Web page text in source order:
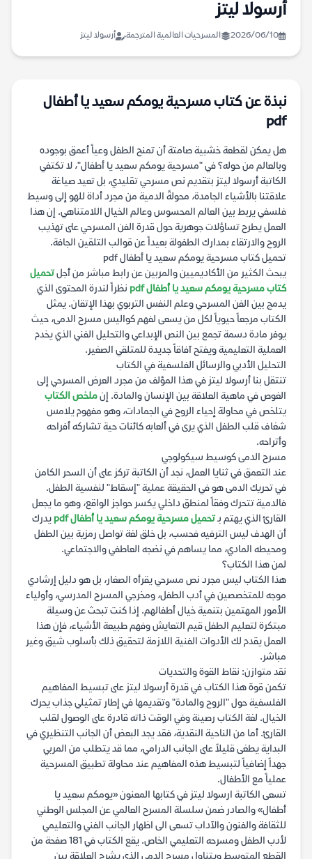
أرسولا ليتز
2026/06/10 المسرحيات العالمية المترجمة أرسولا ليتز
نبذة عن كتاب مسرحية يومكم سعيد يا أطفال
pdf
هل يمكن لقطعة خشبية صامتة أن تمنح الطفل وعياً أعمق بوجوده
وبالعالم من حوله؟ في "مسرحية يومكم سعيد يا أطفال"، لا تكتفي
الكاتبة أرسولا ليتز بتقديم نص مسرحي تقليدي، بل تعيد صياغة
علاقتنا بالأشياء الجامدة، محولةً الدمية من مجرد أداة للهو إلى وسيط
فلسفي يربط بين العالم المحسوس وعالم الخيال اللامتناهي. إن هذا
العمل يطرح تساؤلات جوهرية حول قدرة الفن المسرحي على تهذيب
الروح والارتقاء بمدارك الطفولة بعيداً عن قوالب التلقين الجافة.
تحميل كتاب مسرحية يومكم سعيد يا أطفال pdf
يبحث الكثير من الأكاديميين والمربين عن رابط مباشر من أجلتحميل
كتاب مسرحية يومكم سعيد يا أطفال pdf
نظراً لندرة المحتوى الذي
يدمج بين الفن المسرحي وعلم النفس التربوي بهذا الإتقان. يمثل
الكتاب مرجعاً حيوياً لكل من يسعى لفهم كواليس مسرح الدمى، حيث
يوفر مادة دسمة تجمع بين النص الإبداعي والتحليل الفني الذي يخدم
العملية التعليمية ويفتح آفاقاً جديدة للمتلقي الصغير.
التحليل الأدبي والرسائل الفلسفية في الكتاب
تنتقل بنا أرسولا ليتز في هذا المؤلف من مجرد العرض المسرحي إلى
الغوص في ماهية العلاقة بين الإنسان والمادة. إنملخص الكتاب
يتلخص في محاولة إحياء الروح في الجمادات، وهو مفهوم يلامس
شغاف قلب الطفل الذي يرى في ألعابه كائنات حية تشاركه أفراحه
وأتراحه.
مسرح الدمى كوسيط سيكولوجي
عند التعمق في ثنايا العمل، نجد أن الكاتبة تركز على أن السحر الكامن
في تحريك الدمى هو في الحقيقة عملية "إسقاط" لنفسية الطفل.
فالدمية تتحرك وفقاً لمنطق داخلي يكسر حواجز الواقع، وهو ما يجعل
القارئ الذي يهتم بـتحميل مسرحية يومكم سعيد يا أطفال pdf
يدرك
أن الهدف ليس الترفيه فحسب، بل خلق لغة تواصل رمزية بين الطفل
ومحيطه المادي، مما يساهم في نضجه العاطفي والاجتماعي.
لمن هذا الكتاب؟
هذا الكتاب ليس مجرد نص مسرحي يقرأه الصغار، بل هو دليل إرشادي
موجه للمتخصصين في أدب الطفل، ومخرجي المسرح المدرسي، وأولياء
الأمور المهتمين بتنمية خيال أطفالهم. إذا كنت تبحث عن وسيلة
مبتكرة لتعليم الطفل قيم التعايش وفهم طبيعة الأشياء، فإن هذا
العمل يقدم لك الأدوات الفنية اللازمة لتحقيق ذلك بأسلوب شيق وغير
مباشر.
نقد متوازن: نقاط القوة والتحديات
تكمن قوة هذا الكتاب في قدرة أرسولا ليتز على تبسيط المفاهيم
الفلسفية حول "الروح والمادة" وتقديمها في إطار تمثيلي جذاب يحرك
الخيال. لغة الكتاب رصينة وفي الوقت ذاته قادرة على الوصول لقلب
القارئ. أما من الناحية النقدية، فقد يجد البعض أن الجانب التنظيري في
البداية يطغى قليلاً على الجانب الدرامي، مما قد يتطلب من المربي
جهداً إضافياً لتبسيط هذه المفاهيم عند محاولة تطبيق المسرحية
عملياً مع الأطفال.
تسعى الكاتبة ارسولا ليتز في كتابها المعنون «يومكم سعيد يا
أطفال» والصادر ضمن سلسلة المسرح العالمي عن المجلس الوطني
للثقافة والفنون والآداب تسعى الى اظهار الجانب الفني والتعليمي
لأدب الطفل ومسرحه التعليمي الخاص. يقع الكتاب في 181 صفحة من